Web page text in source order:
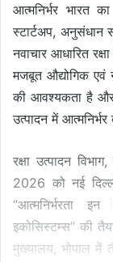
आत्मनिर्भर भारत
स्टार्टअप,
नवाचार आधारित
मजबूत औद्योगिक एवं
की आवश्यकता है और
उत्पादन में
रक्षा उत्पादन
2026 को नई
“आत्मनिर्भरता
इकोसिस्टम्स” की
मुख्यालय, भोपाल में